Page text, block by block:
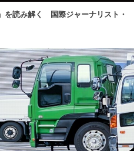
を読み解く 国際ジャーナリスト・